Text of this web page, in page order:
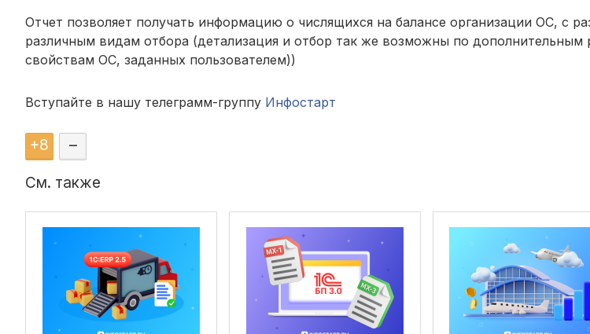
Отчет позволяет получать информацию о числящихся на балансе организации ОС, с
различным видам отбора (детализация и отбор так же возможны по дополнительным
свойствам ОС, заданных пользователем))
Вступайте в нашу телеграмм-группу Инфостарт
+8 –
См. также